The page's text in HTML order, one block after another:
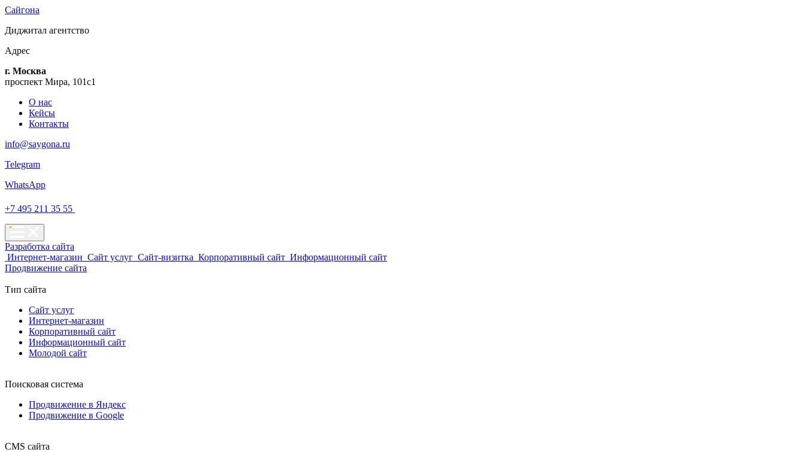
Сайгона
Диджитал агентство
Адрес
г. Москва
проспект Мира, 101с1
О нас
Кейсы
Контакты
info@saygona.ru
Telegram
WhatsApp
+7 495 211 35 55
Разработка сайта
Интернет-магазин Сайт услуг Сайт-визитка Корпоративный сайт Информационный сайт
Продвижение сайта
Тип сайта
Сайт услуг
Интернет-магазин
Корпоративный сайт
Информационный сайт
Молодой сайт
Поисковая система
Продвижение в Яндекс
Продвижение в Google
CMS сайта